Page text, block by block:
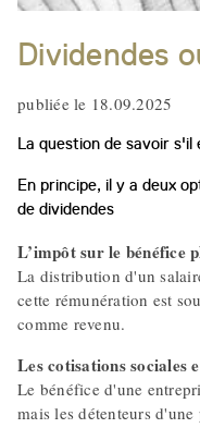
Dividendes
publiée le 18.09.2025
La question de savoir
En principe, il y a deux
de dividendes
L’impôt sur le bénéfice
La distribution d'un
cette rémunération est
comme revenu.
Les cotisations sociales
Le bénéfice d'une
mais les détenteurs